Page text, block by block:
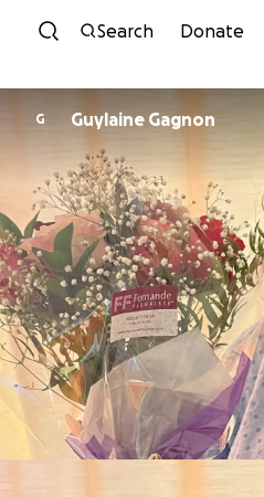
Skip to
Search Donate
G Guylaine Gagnon